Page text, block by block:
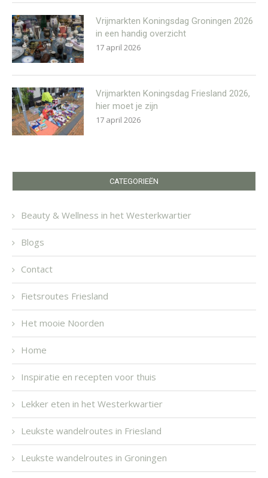
Vrijmarkten Koningsdag Groningen 2026
in een handig overzicht
17 april 2026
Vrijmarkten Koningsdag Friesland 2026,
hier moet je zijn
17 april 2026
CATEGORIEËN
Beauty & Wellness in het Westerkwartier
Blogs
Contact
Fietsroutes Friesland
Het mooie Noorden
Home
Inspiratie en recepten voor thuis
Lekker eten in het Westerkwartier
Leukste wandelroutes in Friesland
Leukste wandelroutes in Groningen